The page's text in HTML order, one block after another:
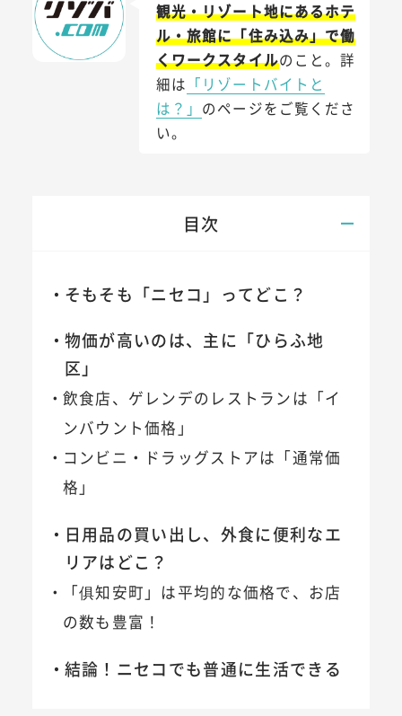
観光・リゾート地にあるホテ
ル・旅館に「住み込み」で働
くワークスタイルのこと。詳
細は 「リゾートバイトと
は？」 のページをご覧くださ
い。
目次
そもそも「ニセコ」ってどこ？
物価が高いのは、主に「ひらふ地
区」
飲食店、ゲレンデのレストランは「イ
ンバウント価格」
コンビニ・ドラッグストアは「通常価
格」
日用品の買い出し、外食に便利なエ
リアはどこ？
「俱知安町」は平均的な価格で、お店
の数も豊富！
結論！ニセコでも普通に生活できる